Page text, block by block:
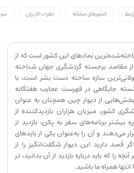
کشورهای مشابه نظرات کاربران
نمادهای این کشور است که از
یکی از مقاصد برجسته گردشگری جهان شناخته
سازه ساخته دست بشر است، با
جایگاهی در فهرست عجایب هفتگانه
از دیوار چین همچنان به عنوان
کشور، میزبان هزاران بازدیدکننده از
برنامه‌های سفر به پکن، بازدید از
می‌دهند و آن را به‌عنوان یکی از بایدهای
قصد دارید این دیوار شگفت‌انگیز را از
را که باید درباره بازدید از آن بدانید، در
همراه ما باشید.